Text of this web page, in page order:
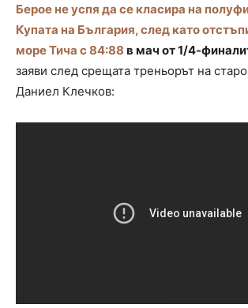
Берое не успя да се класира на
Купата на България, след като
море Тича с 84:88 в мач от 1/4-
заяви след срещата треньорът на
Даниел Клечков: